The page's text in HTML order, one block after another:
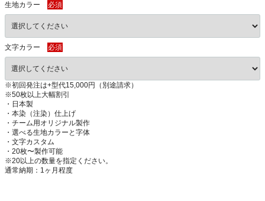
生地カラー 必須
文字カラー 必須
※初回発注は+型代15,000円（別途請求）
※50枚以上大幅割引
・日本製
・本染（注染）仕上げ
・チーム用オリジナル製作
・選べる生地カラーと字体
・文字カスタム
・20枚〜製作可能
※20以上の数量を指定ください。
通常納期：1ヶ月程度